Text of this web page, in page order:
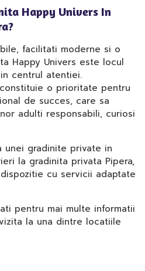
Happy Univers In
facilitati moderne si o
Happy Univers este locul
centrul atentiei.
o prioritate pentru
de succes, care sa
adulti responsabili, curiosi
unei gradinite private in
la gradinita privata Pipera,
cu servicii adaptate
pentru mai multe informatii
la una dintre locatiile